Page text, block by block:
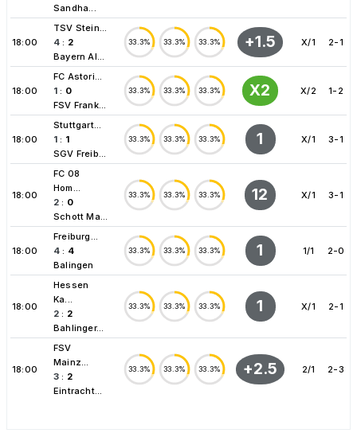
Sandha...
18:00
TSV Stein...
4 : 2
Bayern Al...
33.3% 33.3% 33.3% +1.5 X/1 2-1
18:00
FC Astori...
1 : 0
FSV Frank...
33.3% 33.3% 33.3% X2 X/2 1-2
18:00
Stuttgart...
1 : 1
SGV Freib...
33.3% 33.3% 33.3% 1 X/1 3-1
18:00
FC 08
Hom...
2 : 0
Schott Ma...
33.3% 33.3% 33.3% 12 X/1 3-1
18:00
Freiburg...
4 : 4
Balingen
33.3% 33.3% 33.3% 1 1/1 2-0
18:00
Hessen
Ka...
2 : 2
Bahlinger...
33.3% 33.3% 33.3% 1 X/1 2-1
18:00
FSV
Mainz...
3 : 2
Eintracht...
33.3% 33.3% 33.3% +2.5 2/1 2-3